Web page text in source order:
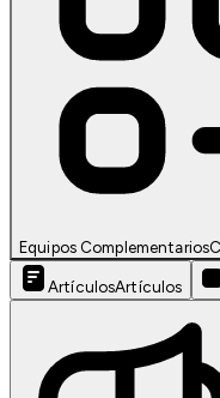
Equipos Complementarios
ArtículosArtículos